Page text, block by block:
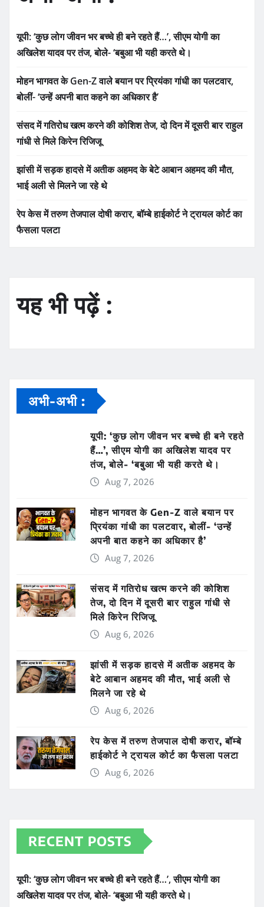
यूपी: ‘कुछ लोग जीवन भर बच्चे ही बने रहते हैं…’, सीएम योगी का
अखिलेश यादव पर तंज, बोले- ‘बबुआ भी यही करते थे।
मोहन भागवत के Gen-Z वाले बयान पर प्रियंका गांधी का पलटवार,
बोलीं- ‘उन्हें अपनी बात कहने का अधिकार है’
संसद में गतिरोध खत्म करने की कोशिश तेज, दो दिन में दूसरी बार राहुल
गांधी से मिले किरेन रिजिजू
झांसी में सड़क हादसे में अतीक अहमद के बेटे आबान अहमद की मौत,
भाई अली से मिलने जा रहे थे
रेप केस में तरुण तेजपाल दोषी करार, बॉम्बे हाईकोर्ट ने ट्रायल कोर्ट का
फैसला पलटा
यह भी पढ़ें :
अभी-अभी :
यूपी: ‘कुछ लोग जीवन भर बच्चे ही बने रहते
हैं…’, सीएम योगी का अखिलेश यादव पर
तंज, बोले- ‘बबुआ भी यही करते थे।
Aug 7, 2026
मोहन भागवत के Gen-Z वाले बयान पर
प्रियंका गांधी का पलटवार, बोलीं- ‘उन्हें
अपनी बात कहने का अधिकार है’
Aug 7, 2026
संसद में गतिरोध खत्म करने की कोशिश
तेज, दो दिन में दूसरी बार राहुल गांधी से
मिले किरेन रिजिजू
Aug 6, 2026
झांसी में सड़क हादसे में अतीक अहमद के
बेटे आबान अहमद की मौत, भाई अली से
मिलने जा रहे थे
Aug 6, 2026
रेप केस में तरुण तेजपाल दोषी करार, बॉम्बे
हाईकोर्ट ने ट्रायल कोर्ट का फैसला पलटा
Aug 6, 2026
RECENT POSTS
यूपी: ‘कुछ लोग जीवन भर बच्चे ही बने रहते हैं…’, सीएम योगी का
अखिलेश यादव पर तंज, बोले- ‘बबुआ भी यही करते थे।